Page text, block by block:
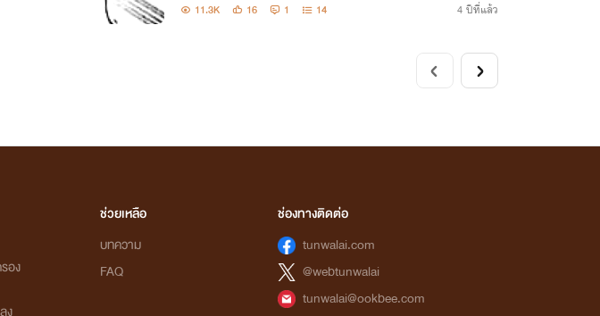
11.3K 16 1 14 4 ปีที่แล้ว
อง
ช่วยเหลือ
บทความ
FAQ
ช่องทางติดต่อ
tunwalai.com
@webtunwalai
tunwalai@ookbee.com